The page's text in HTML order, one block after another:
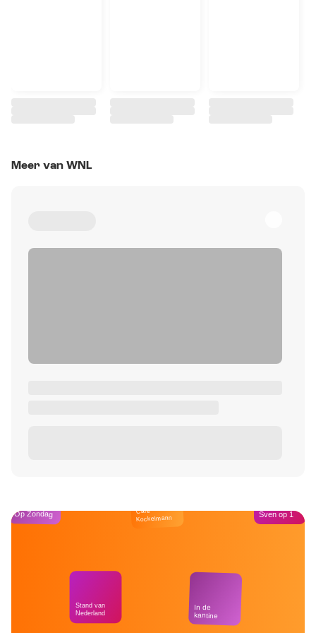
Meer van WNL
Op Zondag
Stand van
Nederland
Café
Kockelmann
In de
kantine
Sven op 1